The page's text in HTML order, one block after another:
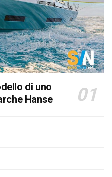
di uno
Hanse